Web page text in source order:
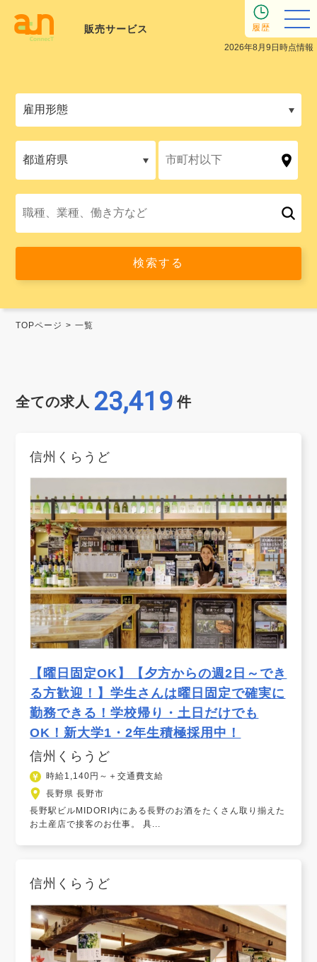
販売サービス
2026年8月9日時点情報
履歴
TOPページ 一覧
全ての求人 23,419 件
信州くらうど
【曜日固定OK】【夕方からの週2日～でき
る方歓迎！】学生さんは曜日固定で確実に
勤務できる！学校帰り・土日だけでも
OK！新大学1・2年生積極採用中！
信州くらうど
時給1,140円～＋交通費支給
長野県 長野市
長野駅ビルMIDORI内にある長野のお酒をたくさん取り揃えた
お土産店で接客のお仕事。 具...
信州くらうど